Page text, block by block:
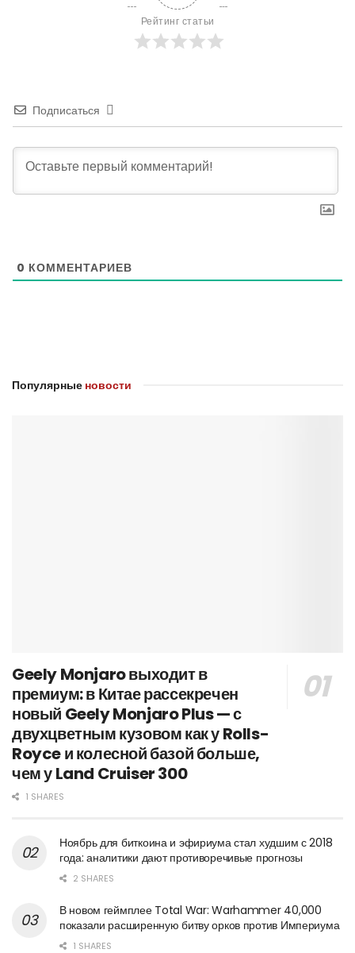
Рейтинг статьи
Подписаться
0 КОММЕНТАРИЕВ
Популярные новости
Geely Monjaro выходит в
премиум: в Китае рассекречен
новый Geely Monjaro Plus — с
двухцветным кузовом как у Rolls-
Royce и колесной базой больше,
чем у Land Cruiser 300
1 SHARES
Ноябрь для биткоина и эфириума стал худшим с 2018
года: аналитики дают противоречивые прогнозы
2 SHARES
В новом геймплее Total War: Warhammer 40,000
показали расширенную битву орков против Империума
1 SHARES